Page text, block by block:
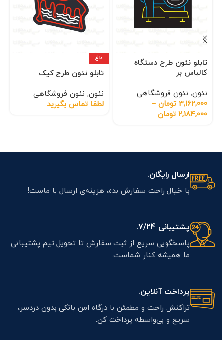
تابلو نئون طرح دستگاه
کالباس بر
نئون, نئون فروشگاهی
3,162,000 تومان –
2,184,000 تومان
داغ
تابلو نئون طرح کیک
نئون, نئون فروشگاهی
لطفا تماس بگیرید
ارسال رایگان.
با خیال راحت سفارش بده، هزینه‌ی ارسال با ماست!
پشتیبانی 7/24.
پاسخگویی سریع از ثبت سفارش تا تحویل تیم پشتیبانی
ما همیشه کنار شماست.
پرداخت آنلاین.
تراکنش راحت و مطمئن با درگاه امن بانکی بدون دردسر،
سریع و بی‌واسطه پرداخت کن.